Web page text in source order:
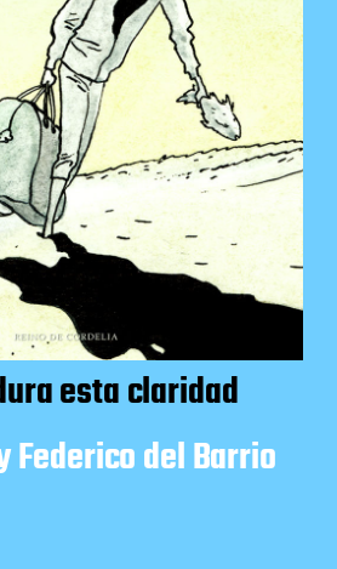
esta claridad
Federico del Barrio